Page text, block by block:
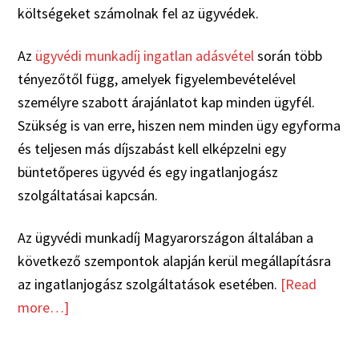
költségeket számolnak fel az ügyvédek.
Az ügyvédi munkadíj ingatlan adásvételsorán több
tényezőtől függ, amelyek figyelembevételével
személyre szabott árajánlatot kap minden ügyfél.
Szükség is van erre, hiszen nem minden ügy egyforma
és teljesen más díjszabást kell elképzelni egy
büntetőperes ügyvéd és egy ingatlanjogász
szolgáltatásai kapcsán.
Az ügyvédi munkadíj Magyarországon általában a
következő szempontok alapján kerül megállapításra
az ingatlanjogász szolgáltatások esetében. [Read
more…]